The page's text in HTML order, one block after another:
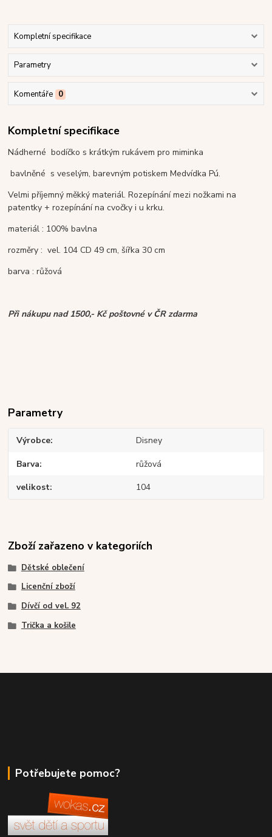
Kompletní specifikace
Parametry
Komentáře 0
Kompletní specifikace
Nádherné bodíčko s krátkým rukávem pro miminka
bavlněné s veselým, barevným potiskem Medvídka Pú.
Velmi příjemný měkký materiál. Rozepínání mezi nožkami na
patentky + rozepínání na cvočky i u krku.
materiál : 100% bavlna
rozměry : vel. 104 CD 49 cm, šířka 30 cm
barva : růžová
Při nákupu nad 1500,- Kč poštovné v ČR zdarma
Parametry
Výrobce Disney
Barva růžová
velikost 104
Zboží zařazeno v kategoriích
Dětské oblečení
Licenční zboží
Dívčí od vel. 92
Trička a košile
Potřebujete pomoc?